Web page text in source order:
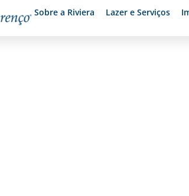
Sobre a Riviera Lazer e Serviços